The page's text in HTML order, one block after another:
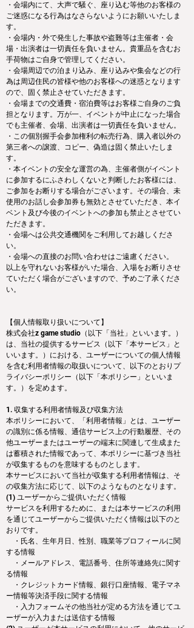
・会場内にて、大声で騒ぐ、座り込む等他のお客様の
ご迷惑になる行為はなさらないようにお願いいたしま
す。
・会場内・外で発生した事故や盗難等は主催者・会
場・出演者は一切責任を負いません。貴重品を含むお
手荷物はご自身で管理してください。
・会場周辺での泊まり込み、座り込みや集会などの行
為は周辺住民の皆様や他のお客様への迷惑となります
ので、固く禁止させていただきます。
・会場までの交通費・宿泊費等はお客様ご自身のご負
担となります。万が一、イベントが中止になった場合
でも主催者、会場、出演者は一切責任を負いません。
・この個別握手会参加権利の転売行為、購入者以外の
第三者への譲渡、コピー、偽造は固く禁止いたしま
す。
・本イベントの安全な運営の為、主催者側がイベント
に参加するにふさわしくないと判断したお客様には、
ご参加をお断りする場合がございます。その場合、未
使用のお話し会参加券も無効とさせていただき、本イ
ベント及び今後のイベントへの参加も禁止とさせてい
ただきます。
・会場へは公共交通機関をご利用してお越しくださ
い。
・会場への直接のお問い合わせはご遠慮ください。
以上を守れないお客様がいた場合、入場をお断りさせ
ていただく場合がございますので、予めご了承くださ
い。
【個人情報取り扱いについて】
株式会社z game studio（以下「当社」といいます。）
は、当社の提供するサービス（以下「本サービス」と
いいます。）における、ユーザーについての個人情報
を含む利用者情報の取扱いについて、以下のとおりプ
ライバシーポリシー（以下「本ポリシー」といいま
す。）を定めます。
1. 収集する利用者情報及び収集方法
本ポリシーにおいて、「利用者情報」とは、ユーザー
の識別に係る情報、通信サービス上の行動履歴、その
他ユーザーまたはユーザーの端末に関連して生成また
は蓄積された情報であって、本ポリシーに基づき当社
が収集するものを意味するものとします。
本サービスにおいて当社が収集する利用者情報は、そ
の収集方法に応じて、以下のようなものとなります。
(1) ユーザーからご提供いただく情報
サービスを利用するために、または本サービスの利用
を通じてユーザーからご提供いただく情報は以下のと
おりです。
・氏名、生年月日、性別、職業等プロフィールに関
する情報
・メールアドレス、電話番号、住所等連絡先に関す
る情報
・クレジットカード情報、銀行口座情報、電子マネ
ー情報等決済手段に関する情報
・入力フォームその他当社が定める方法を通じてユ
ーザーが入力または送信する情報